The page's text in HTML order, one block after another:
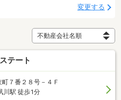
変更する
テート
７番２８号－４Ｆ
川駅 徒歩1分